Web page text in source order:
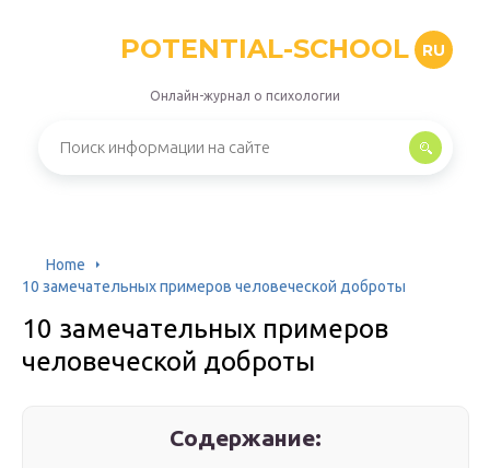
POTENTIAL-SCHOOL RU
Онлайн-журнал о психологии
Home
10 замечательных примеров человеческой доброты
10 замечательных примеров
человеческой доброты
Содержание: